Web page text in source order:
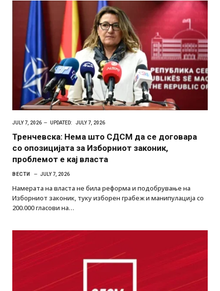
JULY 7, 2026 UPDATED: JULY 7, 2026
Тренчевска: Нема што СДСМ да се договара
со опозицијата за Изборниот законик,
проблемот е кај власта
ВЕСТИ JULY 7, 2026
Намерата на власта не била реформа и подобрување на
Изборниот законик, туку изборен грабеж и манипулација со
200.000 гласови на…